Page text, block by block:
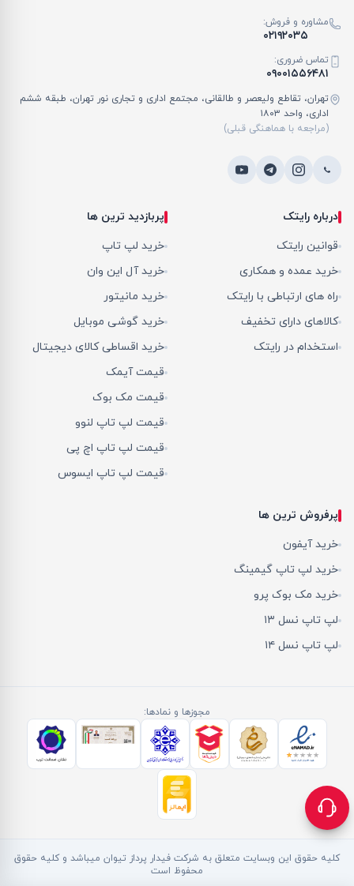
مشاوره و فروش:
۰۲۱۹۲۰۳۵
تماس ضروری:
۰۹۰۰۱۵۵۶۴۸۱
تهران، تقاطع ولیعصر و طالقانی، مجتمع اداری و تجاری نور تهران، طبقه ششم
اداری، واحد ۱۸۰۳
(مراجعه با هماهنگی قبلی)
درباره رایتک
قوانین رایتک
خرید عمده و همکاری
راه های ارتباطی با رایتک
کالاهای دارای تخفیف
استخدام در رایتک
پربازدید ترین ها
خرید لپ تاپ
خرید آل این وان
خرید مانیتور
خرید گوشی موبایل
خرید اقساطی کالای دیجیتال
قیمت آیمک
قیمت مک بوک
قیمت لپ تاپ لنوو
قیمت لپ تاپ اچ پی
قیمت لپ تاپ ایسوس
پرفروش ترین ها
خرید آیفون
خرید لپ تاپ گیمینگ
خرید مک بوک پرو
لپ تاپ نسل ۱۳
لپ تاپ نسل ۱۴
مجوزها و نمادها:
کلیه حقوق این وبسایت متعلق به شرکت فیدار پرداز تیوان میباشد و کلیه حقوق
محفوظ است